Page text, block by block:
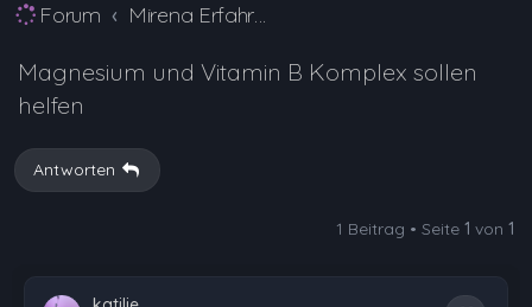
Forum Mirena Erfahrungsberichte und Nebenwirkungen
Magnesium und Vitamin B Komplex sollen
helfen
Antworten
1 Beitrag • Seite 1 von 1